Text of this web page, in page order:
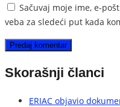
Sačuvaj moje ime, e-
veba za sledeći put kada
Skorašnji članci
ERIAC objavio